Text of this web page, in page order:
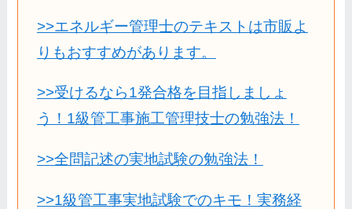
>>エネルギー管理士のテキストは市販よ
りもおすすめがあります。
>>受けるなら1発合格を目指しましょ
う！1級管工事施工管理技士の勉強法！
>>全問記述の実地試験の勉強法！
>>1級管工事実地試験でのキモ！実務経